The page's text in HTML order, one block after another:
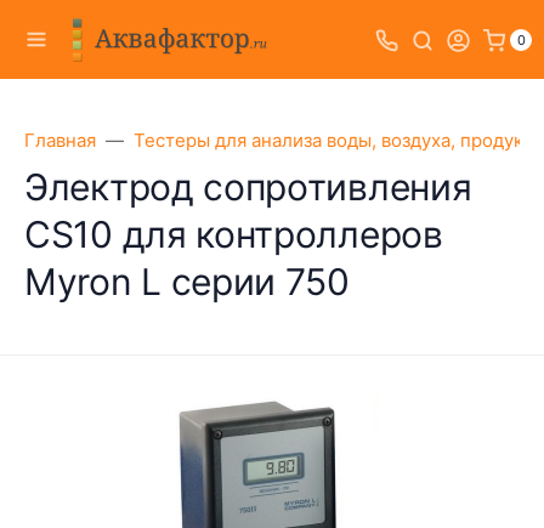
0
Главная Тестеры для анализа воды, воздуха,
Электрод сопротивления
CS10 для контроллеров
Myron L серии 750